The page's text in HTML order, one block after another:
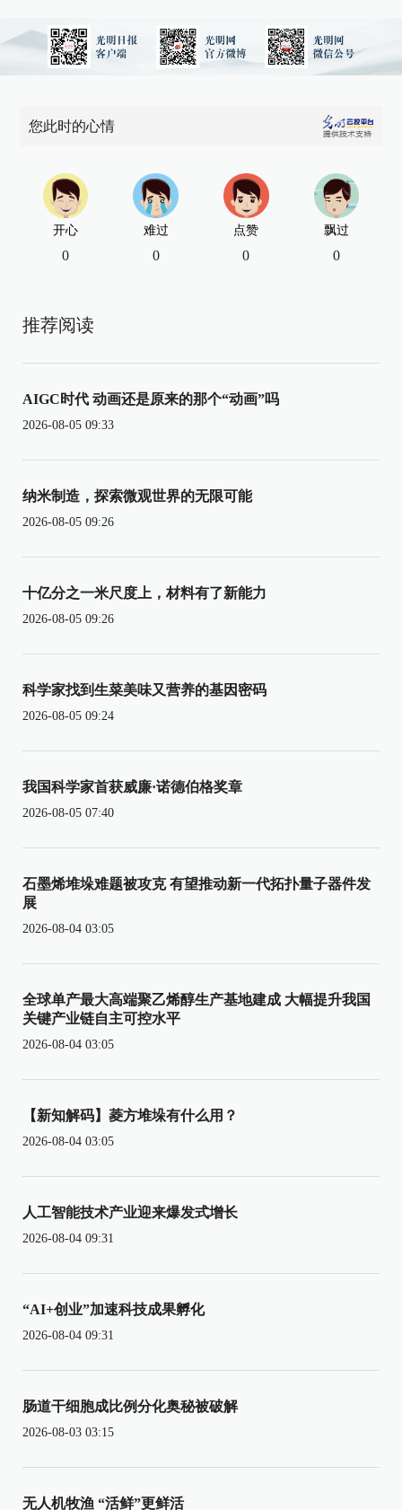
您此时的心情
开心
0
难过
0
点赞
0
飘过
0
推荐阅读
AIGC时代 动画还是原来的那个“动画”吗
2026-08-05 09:33
纳米制造，探索微观世界的无限可能
2026-08-05 09:26
十亿分之一米尺度上，材料有了新能力
2026-08-05 09:26
科学家找到生菜美味又营养的基因密码
2026-08-05 09:24
我国科学家首获威廉·诺德伯格奖章
2026-08-05 07:40
石墨烯堆垛难题被攻克 有望推动新一代拓扑量子器件发
展
2026-08-04 03:05
全球单产最大高端聚乙烯醇生产基地建成 大幅提升我国
关键产业链自主可控水平
2026-08-04 03:05
【新知解码】菱方堆垛有什么用？
2026-08-04 03:05
人工智能技术产业迎来爆发式增长
2026-08-04 09:31
“AI+创业”加速科技成果孵化
2026-08-04 09:31
肠道干细胞成比例分化奥秘被破解
2026-08-03 03:15
无人机牧渔 “活鲜”更鲜活